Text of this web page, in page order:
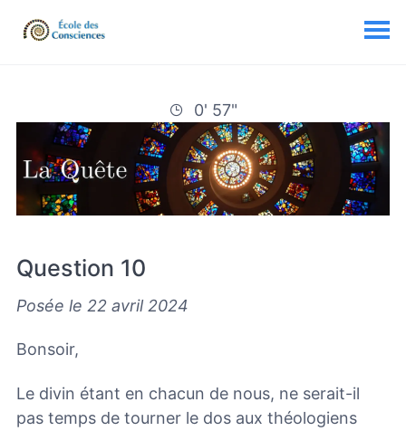
0' 57"
Question 10
Posée le 22 avril 2024
Bonsoir,
Le divin étant en chacun de nous, ne serait-il
pas temps de tourner le dos aux théologiens